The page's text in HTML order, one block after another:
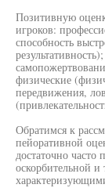
Позитивную
игроков:
способность
физические
передвижения,
Обратимся к
пейоративной
достаточно часто
оскорбительной